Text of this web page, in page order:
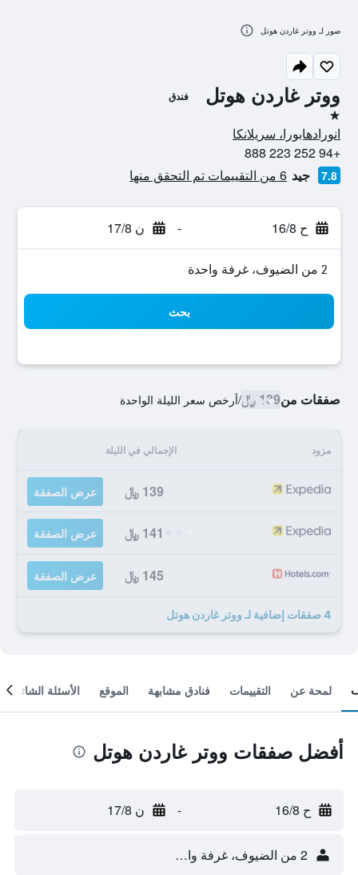
ووتر غاردن هوتل فندق
نجمة واحدة
انورادهابورا، سريلانكا
+94 252 223 888
7.8 جيد 6 من التقييمات تم التحقق منها
ح 16/8 - ن 17/8
2 من الضيوف، غرفة واحدة
بحث
صفقات من139 ﷼ /أرخص سعر الليلة الواحدة
مزود الإجمالي في الليلة
139 ﷼ عرض الصفقة
141 ﷼ عرض الصفقة
145 ﷼ عرض الصفقة
4 صفقات إضافية لـ ووتر غاردن هوتل
صور لـ ووتر غاردن هوتل
لمحة عن التقييمات فنادق مشابهة الموقع الأسئلة الشائعة
أفضل صفقات ووتر غاردن هوتل
ح 16/8 - ن 17/8
2 من الضيوف، غرفة واحدة